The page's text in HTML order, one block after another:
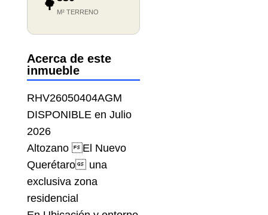
🌳 M² TERRENO
Acerca de este
inmueble
RHV26050404AGM
DISPONIBLE en Julio
2026
Altozano El Nuevo
Querétaro una
exclusiva zona
residencial